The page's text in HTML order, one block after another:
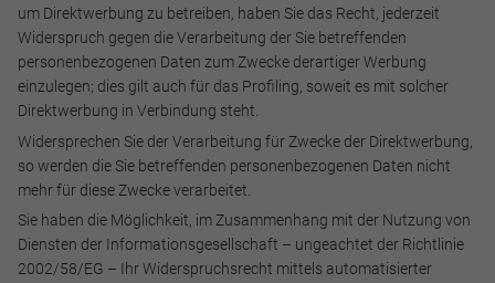
um Direktwerbung zu betreiben, haben Sie das Recht, jederzeit
Widerspruch gegen die Verarbeitung der Sie betreffenden
personenbezogenen Daten zum Zwecke derartiger Werbung
einzulegen; dies gilt auch für das Profiling, soweit es mit solcher
Direktwerbung in Verbindung steht.
Widersprechen Sie der Verarbeitung für Zwecke der Direktwerbung,
so werden die Sie betreffenden personenbezogenen Daten nicht
mehr für diese Zwecke verarbeitet.
Sie haben die Möglichkeit, im Zusammenhang mit der Nutzung von
Diensten der Informationsgesellschaft – ungeachtet der Richtlinie
2002/58/EG – Ihr Widerspruchsrecht mittels automatisierter